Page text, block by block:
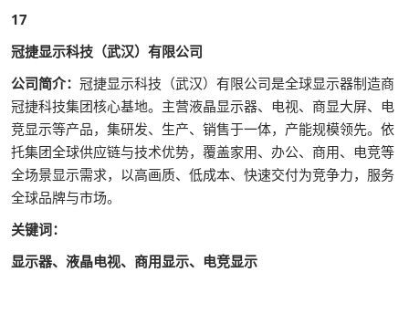
17
冠捷显示科技（武汉）有限公司
公司简介： 冠捷显示科技（武汉）有限公司是全球显示器制造商
冠捷科技集团核心基地。主营液晶显示器、电视、商显大屏、电
竞显示等产品，集研发、生产、销售于一体，产能规模领先。依
托集团全球供应链与技术优势，覆盖家用、办公、商用、电竞等
全场景显示需求，以高画质、低成本、快速交付为竞争力，服务
全球品牌与市场。
关键词：
显示器、液晶电视、商用显示、电竞显示